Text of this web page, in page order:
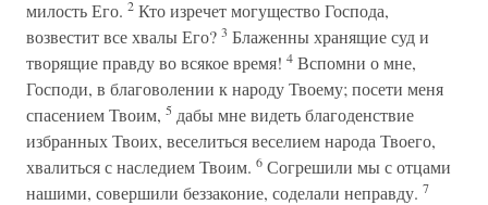
милость Его. 2 Кто изречет могущество Господа,
возвестит все хвалы Его? 3 Блаженны хранящие суд и
творящие правду во всякое время! 4 Вспомни о мне,
Господи, в благоволении к народу Твоему; посети меня
спасением Твоим, 5 дабы мне видеть благоденствие
избранных Твоих, веселиться веселием народа Твоего,
хвалиться с наследием Твоим. 6 Согрешили мы с отцами
нашими, совершили беззаконие, соделали неправду. 7